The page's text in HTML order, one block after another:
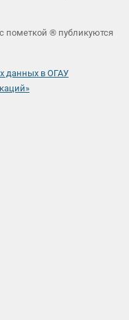
пометкой ® публикуются
данных в ОГАУ